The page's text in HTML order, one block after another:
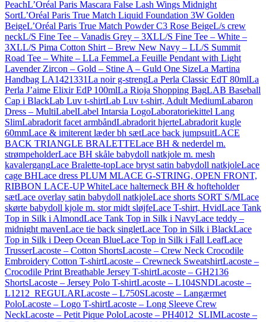
PeachL’Oréal Paris Mascara False Lash Wings Midnight
SortL’Oréal Paris True Match Liquid Foundation 3W Golden
BeigeL’Oréal Paris True Match Powder C3 Rose BeigeL/s crew
neckL/S Fine Tee – Vanadis Grey – 3XLL/S Fine Tee – White –
3XLL/S Pima Cotton Shirt – Brew New Navy – LL/S Summit
Road Tee – White – LLa FemmeLa Feuille Pendant with Light
Lavender Zircon – Gold – Stine A – Guld One SizeLa Martina
Handbag LA1421331La noir g-strengLa Perla Classic EdT 80mlLa
Perla J’aime Elixir EdP 100mlLa Rioja Shopping BagLAB Baseball
Cap i BlackLab Luv t-shirtLab Luv t-shirt, Adult MediumLabaron
Dress – MultiLabelLabel Intarsia LogoLaboratoriekittel Lang
SlimLabradorit facet armbåndLabradorit hjerteLabradorit kugle
60mmLace & imiterent læder bh sætLace back jumpsuitLACE
BACK TRIANGLE BRALETTELace BH & nederdel m.
strømpeholderLace BH skåle babydoll natkjole m. mesh
kavalergangLace Bralette-topLace bryst satin babydoll natkjoleLace
cage BHLace dress PLUM MLACE G-STRING, OPEN FRONT,
RIBBON LACE-UP WhiteLace halterneck BH & hofteholder
sætLace overlay satin babydoll natkjoleLace shorts SORT S/MLace
skørte babydoll kjole m. stor midt sløjfeLace T-shirt, HvidLace Tank
Top in Silk i AlmondLace Tank Top in Silk i NavyLace teddy –
midnight mavenLace tie back singletLace Top in Silk i BlackLace
Top in Silk i Deep Ocean BlueLace Top in Silk i Fall LeafLace
TrusserLacoste – Cotton ShortsLacoste – Crew Neck Crocodile
Embroidery Cotton T-shirtLacoste – Crewneck SweatshirtLacoste –
Crocodile Print Breathable Jersey T-shirtLacoste – GH2136
ShortsLacoste – Jersey Polo T-shirtLacoste – L104SNDLacoste –
L1212_REGULARLacoste – L750SLacoste – Langærmet
PoloLacoste – Logo T-shirtLacoste – Long Sleeve Crew
NeckLacoste – Petit Pique PoloLacoste – PH4012_SLIMLacoste –